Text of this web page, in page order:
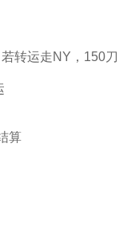
转运走NY，150刀
算